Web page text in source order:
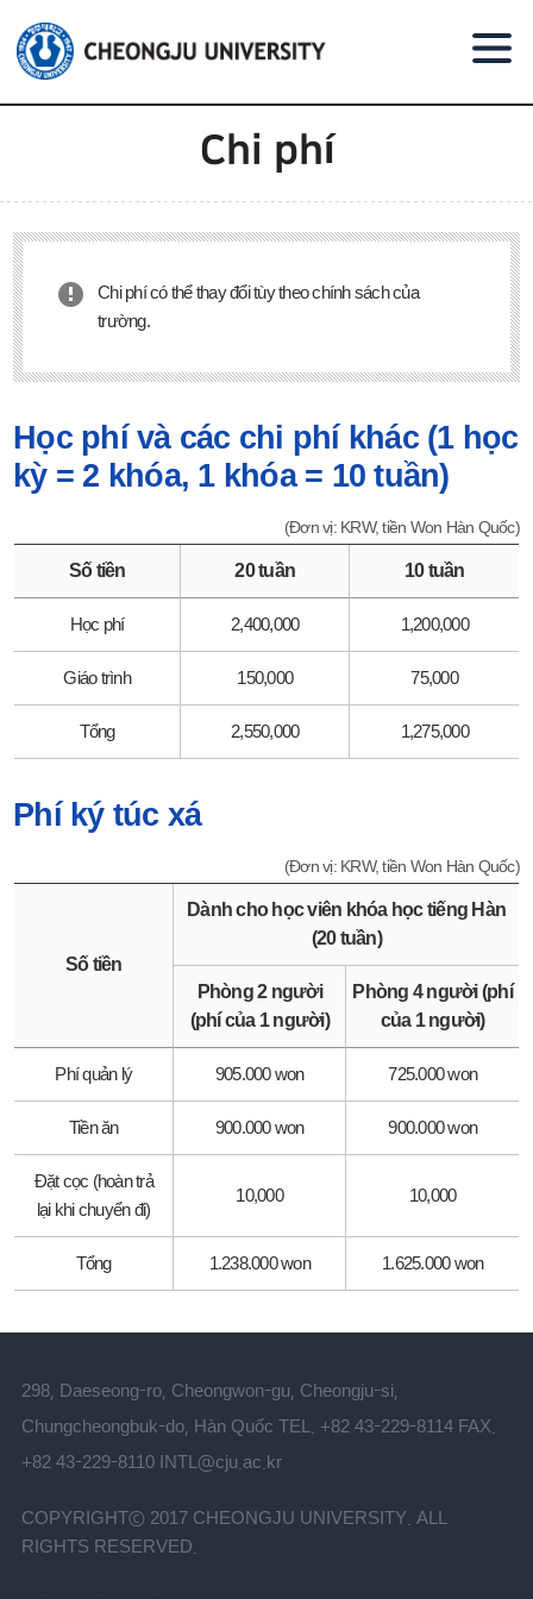
Chi phí
Chi phí có thể thay đổi tùy theo chính sách của
trường.
Học phí và các chi phí khác (1 học
kỳ = 2 khóa, 1 khóa = 10 tuần)
(Đơn vị: KRW, tiền Won Hàn Quốc)
Số tiền 20 tuần 10 tuần
Học phí 2,400,000 1,200,000
Giáo trình 150,000 75,000
Tổng 2,550,000 1,275,000
Phí ký túc xá
(Đơn vị: KRW, tiền Won Hàn Quốc)
Số tiền
Dành cho học viên khóa học tiếng Hàn
(20 tuần)
Phòng 2 người
(phí của 1 người)
Phòng 4 người (phí
của 1 người)
Phí quản lý 905.000 won 725.000 won
Tiền ăn 900.000 won 900.000 won
Đặt cọc (hoàn trả
lại khi chuyển đi)
10,000 10,000
Tổng 1.238.000 won 1.625.000 won
298, Daeseong-ro, Cheongwon-gu, Cheongju-si,
Chungcheongbuk-do, Hàn Quốc TEL. +82 43-229-8114 FAX.
+82 43-229-8110 INTL@cju.ac.kr
COPYRIGHTⓒ 2017 CHEONGJU UNIVERSITY. ALL
RIGHTS RESERVED.